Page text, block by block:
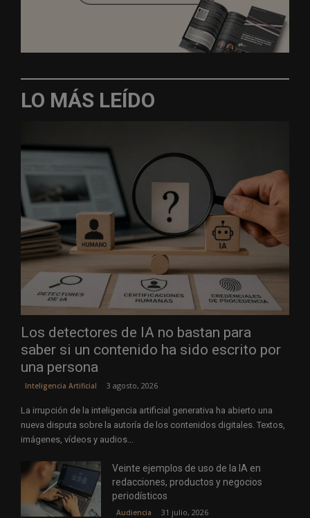
LO MÁS LEÍDO
Los detectores de IA no bastan para
saber si un contenido ha sido escrito por
una persona
Inteligencia Artificial 3 agosto, 2026
La irrupción de la inteligencia artificial generativa ha abierto una
nueva disputa sobre la autoría de los contenidos digitales. Textos,
imágenes, vídeos y audios...
Veinte ejemplos de uso de la IA en
redacciones, productos y negocios
periodísticos
Audiencia 31 julio, 2026